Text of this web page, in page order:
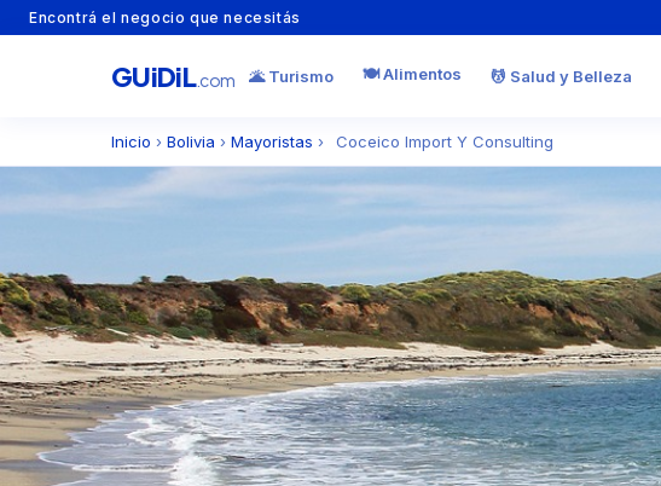
Encontrá el negocio que necesitás
GUiDiL.com 🌋 Turismo 🍽️ Alimentos 💆 Salud y Belleza
Inicio › Bolivia › Mayoristas › Coceico Import Y Consulting